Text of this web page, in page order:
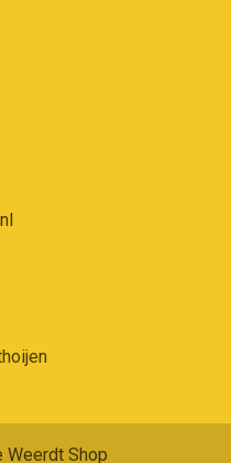
Weerdt Shop